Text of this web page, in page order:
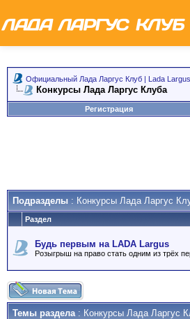
Официальный Лада Ларгус Клуб | Lada
Конкурсы Лада Ларгус Клуба
Регистрация
Подразделы : Конкурсы Лада Ларгус
Раздел
Будь первым на LADA Largus
Розыгрыш на право стать одним из трёх
Темы раздела: Конкурсы Лада Ларгус